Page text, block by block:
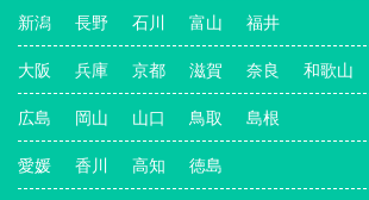
新潟 長野 石川 富山 福井
大阪 兵庫 京都 滋賀 奈良 和歌山
広島 岡山 山口 鳥取 島根
愛媛 香川 高知 徳島